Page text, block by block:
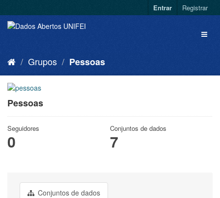
Entrar Registrar
Grupos Pessoas
Pessoas
Seguidores
0
Conjuntos de dados
7
Conjuntos de dados